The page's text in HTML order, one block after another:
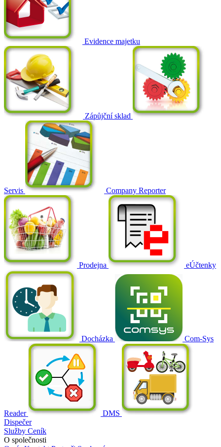
Evidence majetku
Zápůjční sklad
Servis Company Reporter
Prodejna eÚčtenky
Docházka Com-Sys
Reader
DMS
Dispečer
Služby Ceník
O společnosti